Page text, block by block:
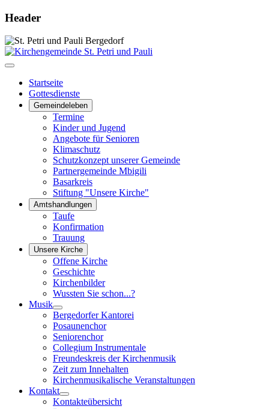
Header
Startseite
Gottesdienste
Gemeindeleben
Termine
Kinder und Jugend
Angebote für Senioren
Klimaschutz
Schutzkonzept unserer Gemeinde
Partnergemeinde Mbigili
Basarkreis
Stiftung "Unsere Kirche"
Amtshandlungen
Taufe
Konfirmation
Trauung
Unsere Kirche
Offene Kirche
Geschichte
Kirchenbilder
Wussten Sie schon...?
Musik
Bergedorfer Kantorei
Posaunenchor
Seniorenchor
Collegium Instrumentale
Freundeskreis der Kirchenmusik
Zeit zum Innehalten
Kirchenmusikalische Veranstaltungen
Kontakt
Kontakteübersicht